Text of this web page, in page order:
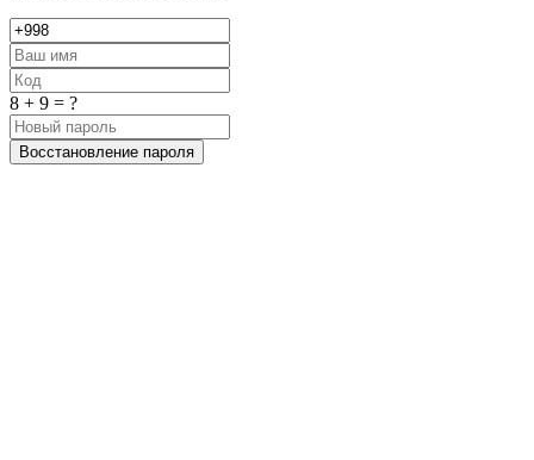
8 + 9 = ?
Восстановление пароля